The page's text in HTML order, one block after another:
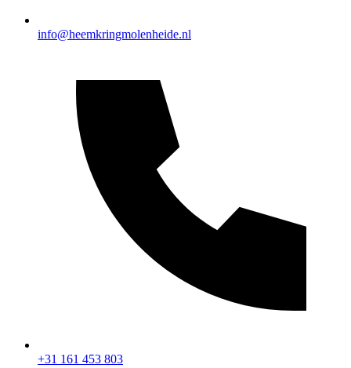
info@heemkringmolenheide.nl
+31 161 453 803